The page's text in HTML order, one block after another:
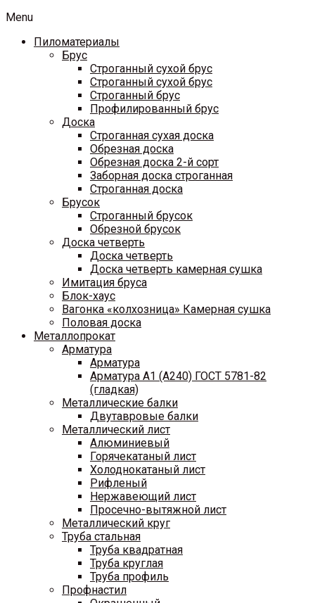
Menu
Пиломатериалы
Брус
Строганный сухой брус
Строганный сухой брус
Строганный брус
Профилированный брус
Доска
Строганная сухая доска
Обрезная доска
Обрезная доска 2-й сорт
Заборная доска строганная
Строганная доска
Брусок
Строганный брусок
Обрезной брусок
Доска четверть
Доска четверть
Доска четверть камерная сушка
Имитация бруса
Блок-хаус
Вагонка «колхозница» Камерная сушка
Половая доска
Металлопрокат
Арматура
Арматура
Арматура A1 (A240) ГОСТ 5781-82
(гладкая)
Металлические балки
Двутавровые балки
Металлический лист
Алюминиевый
Горячекатаный лист
Холоднокатаный лист
Рифленый
Нержавеющий лист
Просечно-вытяжной лист
Металлический круг
Труба стальная
Труба квадратная
Труба круглая
Труба профиль
Профнастил